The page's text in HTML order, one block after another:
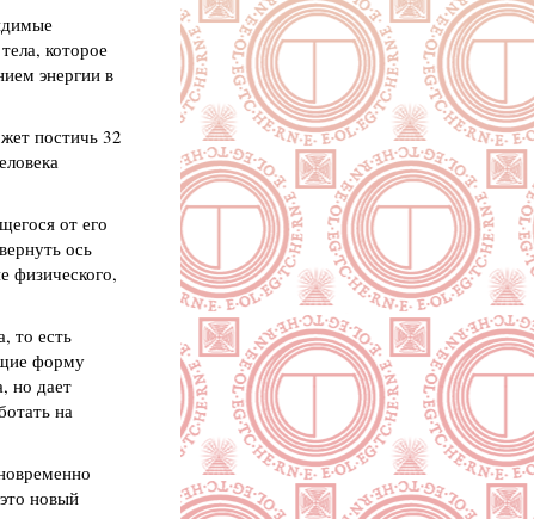
которое
энергии в
постичь 32
от его
ось
физического,
то есть
форму
но дает
на
новый